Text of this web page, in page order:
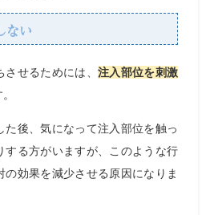
ない
せるためには、 注入部位を刺激
た後、気になって注入部位を触っ
する方がいますが、このような行
の効果を減少させる原因になりま